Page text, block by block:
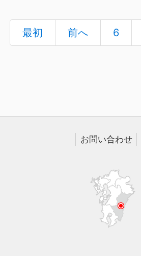
最初 前へ 6
お問い合わせ